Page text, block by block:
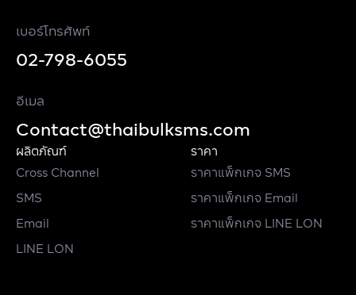
เบอร์โทรศัพท์
02-798-6055
อีเมล
Contact@thaibulksms.com
ผลิตภัณฑ์
Cross Channel
SMS
Email
LINE LON
ราคา
ราคาแพ็กเกจ SMS
ราคาแพ็กเกจ Email
ราคาแพ็กเกจ LINE LON